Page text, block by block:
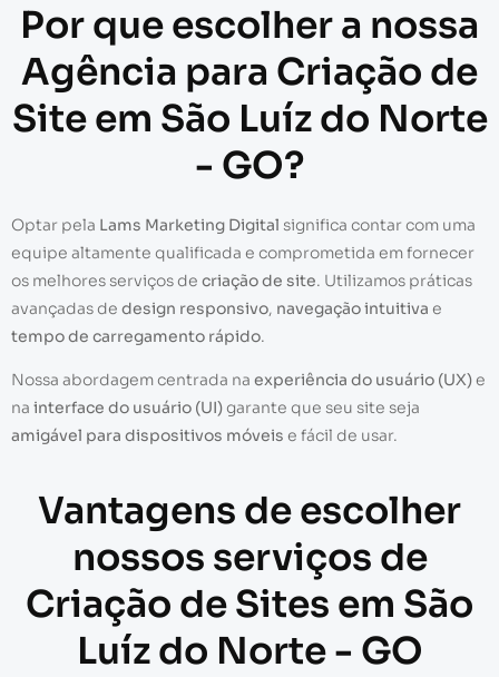
Por que escolher a nossa
Agência para Criação de
Site em São Luíz do Norte
- GO?
Optar pela Lams Marketing Digital significa contar com uma
equipe altamente qualificada e comprometida em fornecer
os melhores serviços de criação de site. Utilizamos práticas
avançadas de design responsivo, navegação intuitiva e
tempo de carregamento rápido.
Nossa abordagem centrada na experiência do usuário (UX)e
na interface do usuário (UI)garante que seu site seja
amigável para dispositivos móveis e fácil de usar.
Vantagens de escolher
nossos serviços de
Criação de Sites em São
Luíz do Norte - GO